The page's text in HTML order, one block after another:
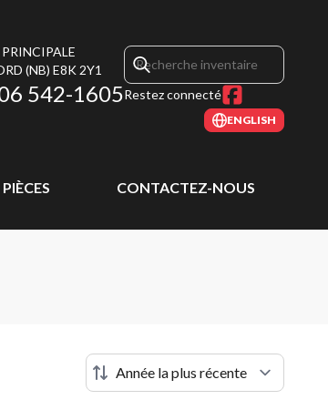
(NB) E8K 2Y1
542-1605Restez connecté
ENGLISH
CONTACTEZ-NOUS